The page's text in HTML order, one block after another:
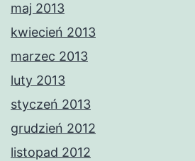
maj 2013
kwiecień 2013
marzec 2013
luty 2013
styczeń 2013
grudzień 2012
listopad 2012